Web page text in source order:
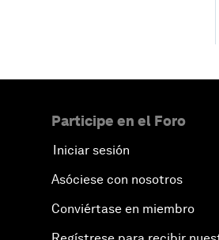
Participe en el Foro
Iniciar sesión
Asóciese con nosotros
Conviértase en miembro